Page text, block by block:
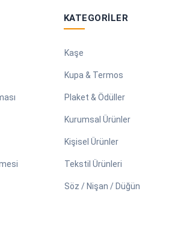
KATEGORILER
Kaşe
Kupa & Termos
Plaket & Ödüller
Kurumsal Ürünler
Kişisel Ürünler
Tekstil Ürünleri
Söz / Nişan / Düğün